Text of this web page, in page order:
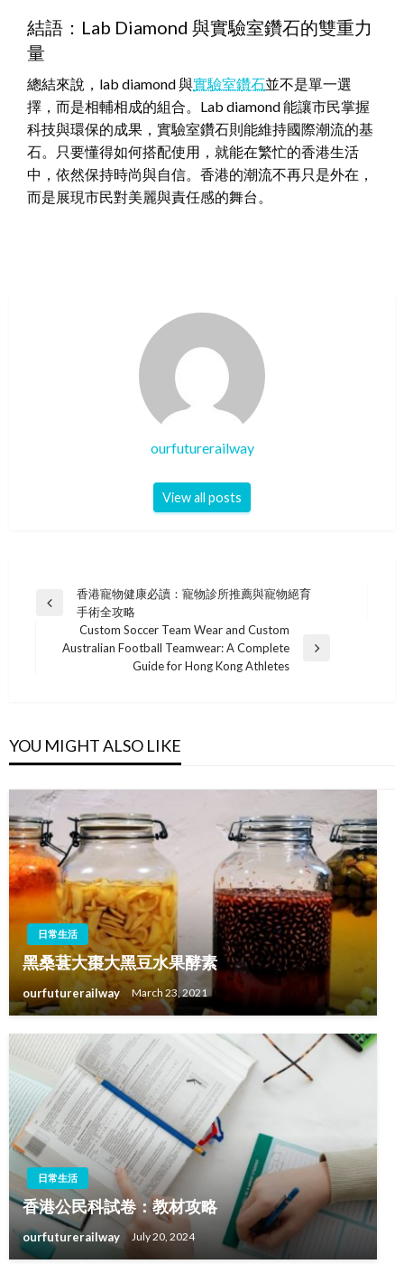
結語：Lab Diamond 與實驗室鑽石的雙重力
量
總結來說，lab diamond 與實驗室鑽石並不是單一選
擇，而是相輔相成的組合。Lab diamond 能讓市民掌握
科技與環保的成果，實驗室鑽石則能維持國際潮流的基
石。只要懂得如何搭配使用，就能在繁忙的香港生活
中，依然保持時尚與自信。香港的潮流不再只是外在，
而是展現市民對美麗與責任感的舞台。
ourfuturerailway
View all posts
Post
navigation
Previous
香港寵物健康必讀：寵物診所推薦與寵物絕育
手術全攻略
Next
Custom Soccer Team Wear and Custom
Australian Football Teamwear: A Complete
Guide for Hong Kong Athletes
YOU MIGHT ALSO LIKE
日常生活
黑桑葚大棗大黑豆水果酵素
ourfuturerailway March 23, 2021
日常生活
香港公民科試卷：教材攻略
ourfuturerailway July 20, 2024